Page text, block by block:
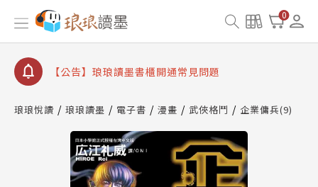
0
查詢
【公告】琅琅讀墨數位閱讀資產合併與書櫃開通申請
【公告】琅琅讀墨書櫃開通常見問題
請圖文教學
【公告】琅琅書店服務升級重要說明及資產合併結果
查詢
【公告】琅琅讀墨數位閱讀資產合併與書櫃開通申請
琅琅悅讀 琅琅讀墨 電子書 漫畫 武俠格鬥 企業傭兵(9)